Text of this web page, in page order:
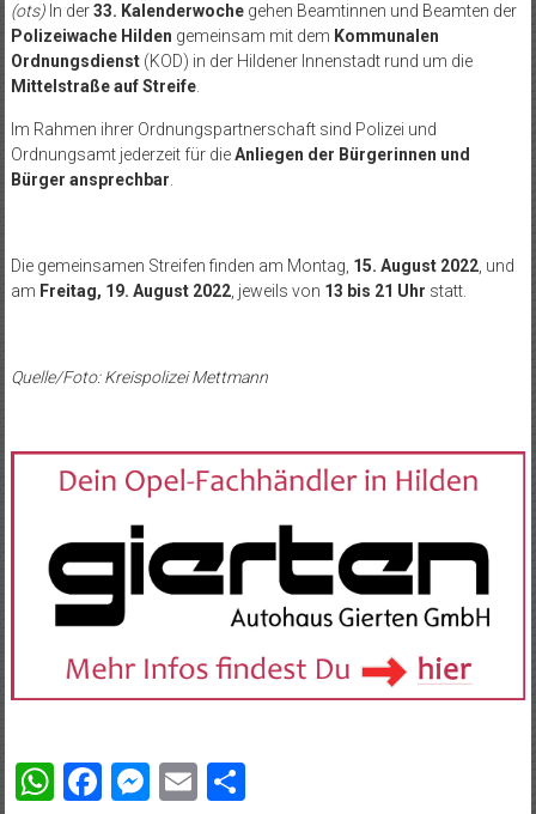
(ots)In der33. Kalenderwochegehen Beamtinnen und Beamten der
Polizeiwache Hilden gemeinsam mit dem Kommunalen
Ordnungsdienst(KOD) in der Hildener Innenstadt rund um die
Mittelstraße auf Streife.
Im Rahmen ihrer Ordnungspartnerschaft sind Polizei und
Ordnungsamt jederzeit für dieAnliegen der Bürgerinnen und
Bürger ansprechbar
Die gemeinsamen Streifen finden am Montag, 15. August 2022, und
am Freitag, 19. August 2022, jeweils von 13 bis 21 Uhr statt.
Quelle/Foto: Kreispolizei Mettmann
WhatsApp
Facebook
Messenger
EmailTeilen